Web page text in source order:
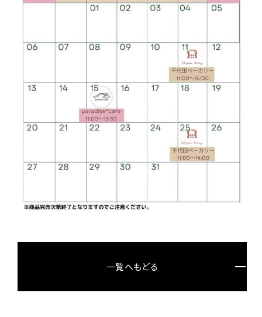
一覧へもどる